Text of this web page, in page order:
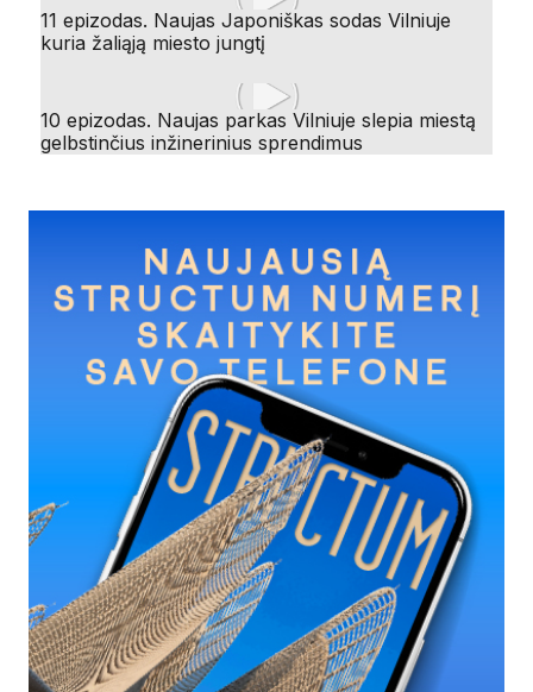
11 epizodas. Naujas Japoniškas sodas Vilniuje
kuria žaliąją miesto jungtį
10 epizodas. Naujas parkas Vilniuje slepia miestą
gelbstinčius inžinerinius sprendimus